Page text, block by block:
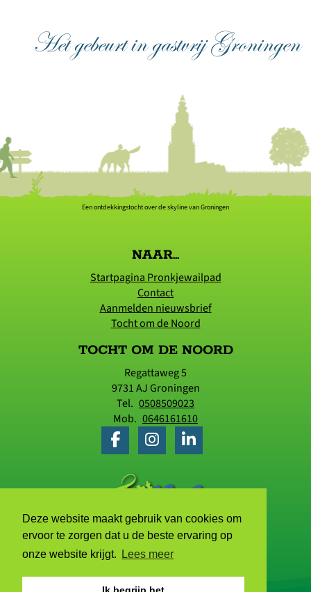
Deze website maakt gebruik van cookies om
ervoor te zorgen dat u de beste ervaring op
onze website krijgt.
Lees meer
Een ontdekkingstocht over de skyline van Groningen
NAAR...
Startpagina Pronkjewailpad
Contact
Aanmelden nieuwsbrief
Tocht om de Noord
TOCHT OM DE NOORD
Regattaweg 5
9731 AJGroningen
Tel. 0508509023
Mob. 0646161610